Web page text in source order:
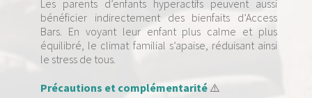
Les parents d’enfants hyperactifs peuvent aussi
bénéficier indirectement des bienfaits d’Access
Bars. En voyant leur enfant plus calme et plus
équilibré, le climat familial s’apaise, réduisant ainsi
le stress de tous.
Précautions et complémentarité ⚠️